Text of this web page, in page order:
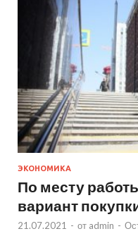
ЭКОНОМИКА
По месту
вариант
21.07.2021 - от admin -